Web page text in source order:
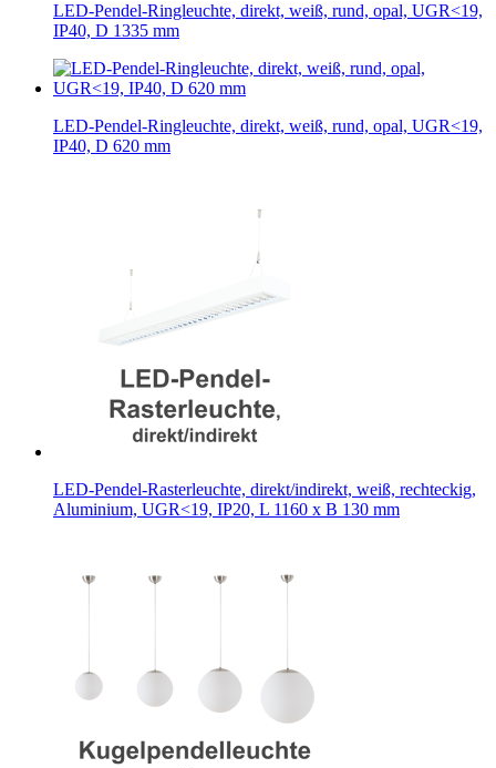
LED-Pendel-Ringleuchte, direkt, weiß, rund, opal, UGR<19,
IP40, D 1335 mm
LED-Pendel-Ringleuchte, direkt, weiß, rund, opal, UGR<19,
IP40, D 620 mm
LED-Pendel-Rasterleuchte, direkt/indirekt, weiß, rechteckig,
Aluminium, UGR<19, IP20, L 1160 x B 130 mm